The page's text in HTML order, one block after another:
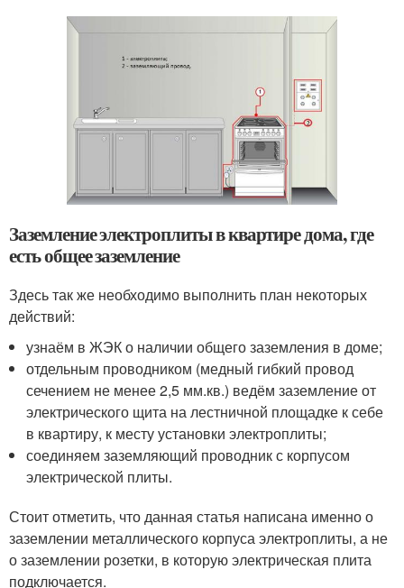
Заземление электроплиты в квартире дома, где
есть общее заземление
Здесь так же необходимо выполнить план некоторых
действий:
узнаём в ЖЭК о наличии общего заземления в доме;
отдельным проводником (медный гибкий провод
сечением не менее 2,5 мм.кв.) ведём заземление от
электрического щита на лестничной площадке к себе
в квартиру, к месту установки электроплиты;
соединяем заземляющий проводник с корпусом
электрической плиты.
Стоит отметить, что данная статья написана именно о
заземлении металлического корпуса электроплиты, а не
о заземлении розетки, в которую электрическая плита
подключается.